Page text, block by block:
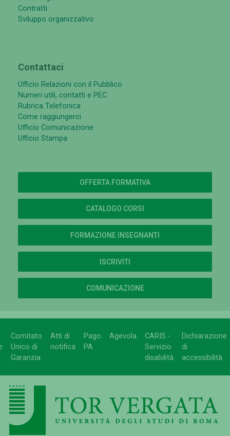
Contratti
Sviluppo organizzativo
Contattaci
Ufficio Relazioni con il Pubblico
Numeri utili, contatti e PEC
Rubrica Telefonica
Come raggiungerci
Ufficio Comunicazione
Ufficio Stampa
OFFERTA FORMATIVA
CATALOGO CORSI
FORMAZIONE INSEGNANTI
ISCRIVITI
COMUNICAZIONE
Comitato
Unico di
Garanzia
Atti di
notifica
Pago
PA
Agevola
CARIS -
Servizio
disabilità
Dichiarazione
di
accessibilità